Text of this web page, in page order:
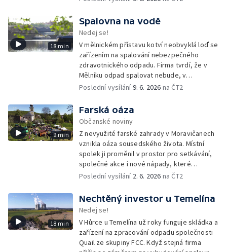
18 min
Spalovna na vodě
Nedej se!
V mělnickém přístavu kotví neobvyklá loď se
zařízením na spalování nebezpečného
zdravotnického odpadu. Firma tvrdí, že v
Mělníku odpad spalovat nebude, v
dokumentech k posuzování vlivů na životní
Poslední vysílání9. 6. 2026 na ČT2
9 min
Farská oáza
Občanské noviny
Z nevyužité farské zahrady v Moravičanech
vznikla oáza sousedského života. Místní
spolek ji proměnil v prostor pro setkávání,
společné akce i nové nápady, které
přesahují zahradu a pomáhají rozhýbat život
Poslední vysílání 2. 6. 2026 na ČT2
18 min
Nechtěný investor u Temelína
Nedej se!
V Hůrce u Temelína už roky funguje skládka a
zařízení na zpracování odpadu společnosti
Quail ze skupiny FCC. Když stejná firma